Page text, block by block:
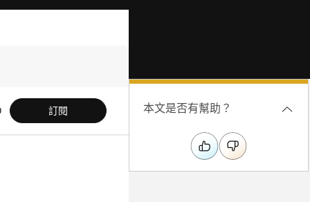
訂閱 本文是否有幫助？